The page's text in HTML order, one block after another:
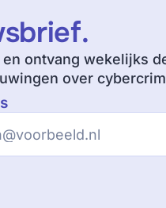
.
en ontvang wekelijks
over